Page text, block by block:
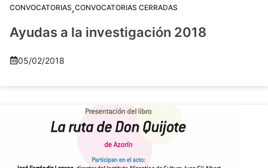
CONVOCATORIAS,CONVOCATORIAS CERRADAS
Ayudas a la investigación 2018
05/02/2018